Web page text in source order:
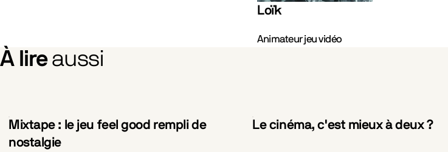
Loïk
Animateur jeu vidéo
À lireaussi
Mixtape : le jeu feel good rempli de
nostalgie
Le cinéma, c'est mieux à deux ?